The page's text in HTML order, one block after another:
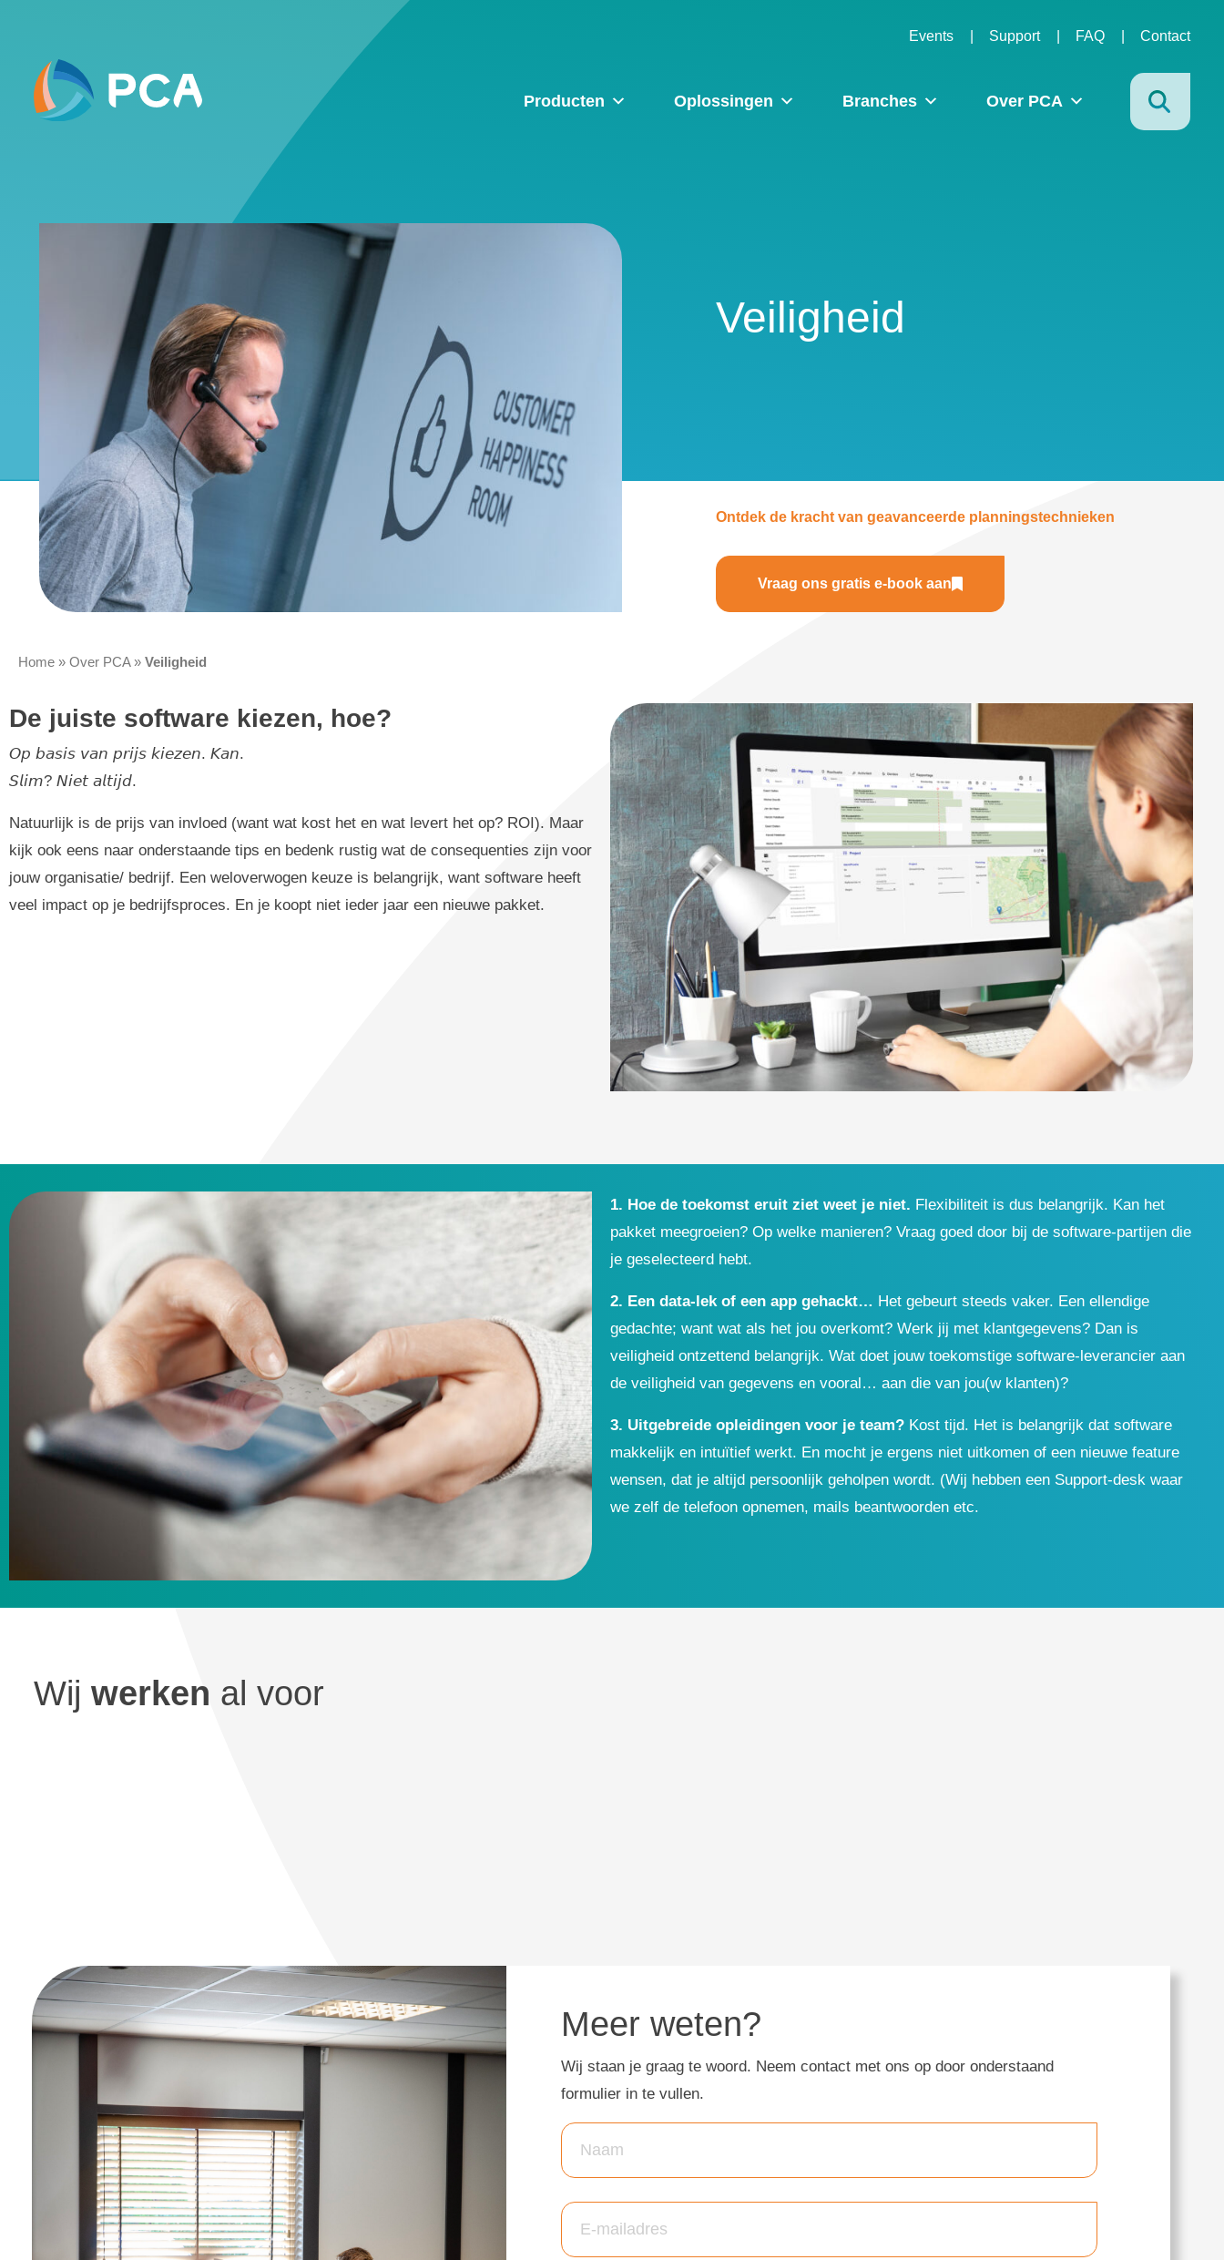
Events Support FAQ Contact
Producten Oplossingen Branches Over PCA
Veiligheid
Ontdek de kracht van geavanceerde planningstechnieken
Vraag ons gratis e-book aan
Home » Over PCA» Veiligheid
De juiste software kiezen, hoe?
𝘖𝘱 𝘣𝘢𝘴𝘪𝘴 𝘷𝘢𝘯 𝘱𝘳𝘪𝘫𝘴 𝘬𝘪𝘦𝘻𝘦𝘯. 𝘒𝘢𝘯.
𝘚𝘭𝘪𝘮? 𝘕𝘪𝘦𝘵 𝘢𝘭𝘵𝘪𝘫𝘥.
Natuurlijk is de prijs van invloed (want wat kost het en wat levert het op? ROI). Maar
kijk ook eens naar onderstaande tips en bedenk rustig wat de consequenties zijn voor
jouw organisatie/ bedrijf. Een weloverwogen keuze is belangrijk, want software heeft
veel impact op je bedrijfsproces. En je koopt niet ieder jaar een nieuwe pakket.
1. Hoe de toekomst eruit ziet weet je niet. Flexibiliteit is dus belangrijk. Kan het
pakket meegroeien? Op welke manieren? Vraag goed door bij de software-partijen die
je geselecteerd hebt.
2. Een data-lek of een app gehackt… Het gebeurt steeds vaker. Een ellendige
gedachte; want wat als het jou overkomt? Werk jij met klantgegevens? Dan is
veiligheid ontzettend belangrijk. Wat doet jouw toekomstige software-leverancier aan
de veiligheid van gegevens en vooral… aan die van jou(w klanten)?
3. Uitgebreide opleidingen voor je team? Kost tijd. Het is belangrijk dat software
makkelijk en intuïtief werkt. En mocht je ergens niet uitkomen of een nieuwe feature
wensen, dat je altijd persoonlijk geholpen wordt. (Wij hebben een Support-desk waar
we zelf de telefoon opnemen, mails beantwoorden etc.
Wij werken al voor
Meer weten?
Wij staan je graag te woord. Neem contact met ons op door onderstaand
formulier in te vullen.